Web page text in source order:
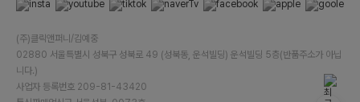
(주)클릭앤퍼니/김예중
02880 서울특별시 성북구 성북로 49 (성북동, 운석빌딩) 운석빌딩 5층(반품주소가 아닙
니다.)
사업자 등록번호 209-81-43420